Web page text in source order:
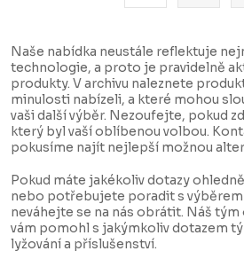
c
í
p
r
v
k
y
v
ý
á
n
k
o
v
á
n
í
Naše nabídka neustále reflektuje
technologie, a proto je pravidelně
produkty. V archivu naleznete
minulosti nabízeli, a které mohou
vaši další výběr. Nezoufejte, pokud
který byl vaší oblíbenou volbou.
pokusíme najít nejlepší možnou
Pokud máte jakékoliv dotazy
nebo potřebujete poradit s výběrem
neváhejte se na nás obrátit. Náš
vám pomohl s jakýmkoliv dotazem
lyžování a příslušenství.